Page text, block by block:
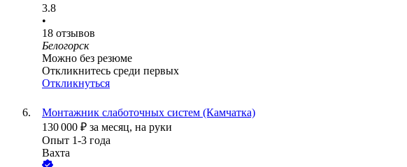
3.8
•
18 отзывов
Белогорск
Можно без резюме
Откликнитесь среди первых
Откликнуться
Монтажник слаботочных систем (Камчатка)
130 000 ₽ за месяц, на руки
Опыт 1-3 года
Вахта